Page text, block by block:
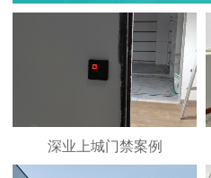
深业上城门禁案例